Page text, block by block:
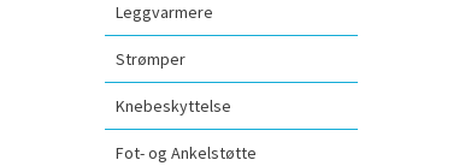
Leggvarmere
Strømper
Knebeskyttelse
Fot- og Ankelstøtte